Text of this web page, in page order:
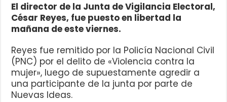
El director de la Junta de Vigilancia Electoral,
César Reyes, fue puesto en libertad la
mañana de este viernes.
Reyes fue remitido por la Policía Nacional Civil
(PNC) por el delito de «Violencia contra la
mujer», luego de supuestamente agredir a
una participante de la junta por parte de
Nuevas Ideas.